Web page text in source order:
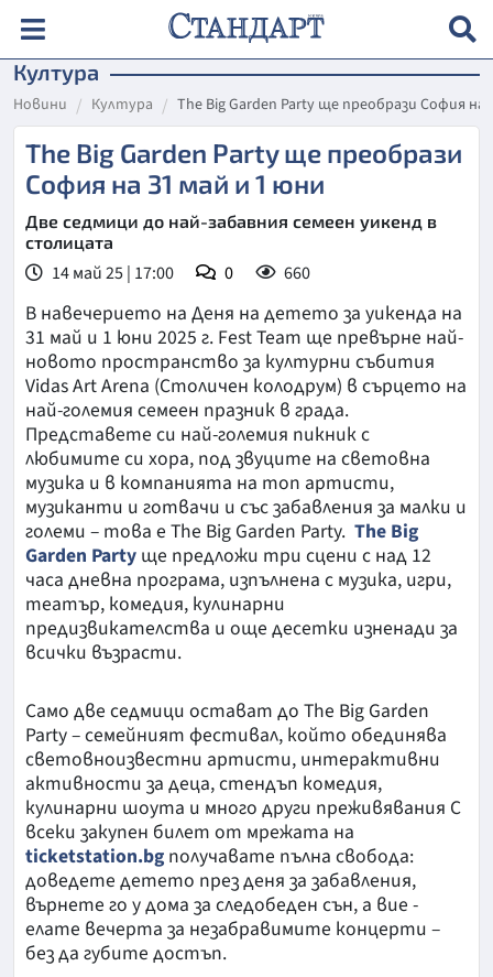
Култура
Новини Култура The Big Garden Party ще преобрази София на
The Big Garden Party ще преобрази
София на 31 май и 1 юни
Две седмици до най-забавния семеен уикенд в
столицата
14 май 25 | 17:00 0 660
В навечерието на Деня на детето за уикенда на
31 май и 1 юни 2025 г. Fest Team ще превърне най-
новото пространство за културни събития
Vidas Art Arena (Столичен колодрум) в сърцето на
най-големия семеен празник в града.
Представете си най-големия пикник с
любимите си хора, под звуците на световна
музика и в компанията на топ артисти,
музиканти и готвачи и със забавления за малки и
големи – това е The Big Garden Party. The Big
Garden Party ще предложи три сцени с над 12
часа дневна програма, изпълнена с музика, игри,
театър, комедия, кулинарни
предизвикателства и още десетки изненади за
всички възрасти.
Само две седмици остават до The Big Garden
Party – семейният фестивал, който обединява
световноизвестни артисти, интерактивни
активности за деца, стендъп комедия,
кулинарни шоута и много други преживявания С
всеки закупен билет от мрежата на
ticketstation.bg получавате пълна свобода:
доведете детето през деня за забавления,
върнете го у дома за следобеден сън, а вие -
елате вечерта за незабравимите концерти –
без да губите достъп.